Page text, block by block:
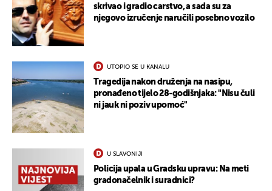
skrivao i gradio carstvo, a sada su za
njegovo izručenje naručili posebno vozilo
UTOPIO SE U KANALU
Tragedija nakon druženja na nasipu,
pronađeno tijelo 28-godišnjaka: "Nisu čuli
ni jauk ni poziv upomoć"
U SLAVONIJI
Policija upala u Gradsku upravu: Na meti
gradonačelnik i suradnici?